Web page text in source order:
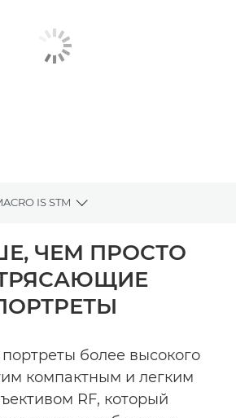
IS STM
Toggle breadcrumbs
ЧЕМ ПРОСТО
более высокого
компактным и легким
RF, который